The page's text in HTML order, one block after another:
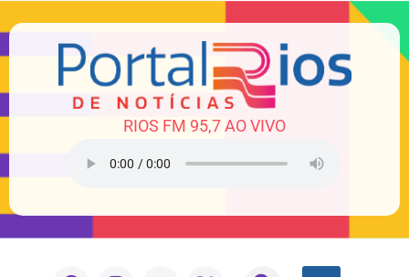
RIOS FM 95,7 AO VIVO